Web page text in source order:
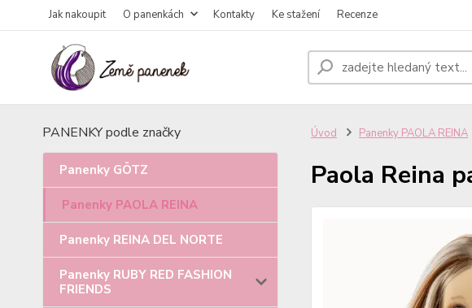
Jak nakoupit O panenkách Kontakty Ke stažení Recenze
PANENKY podle značky
Panenky GÖTZ
Panenky PAOLA REINA
Panenky REINA DEL NORTE
Panenky RUBY RED FASHION
FRIENDS
Úvod Panenky PAOLA REINA
Paola Reina